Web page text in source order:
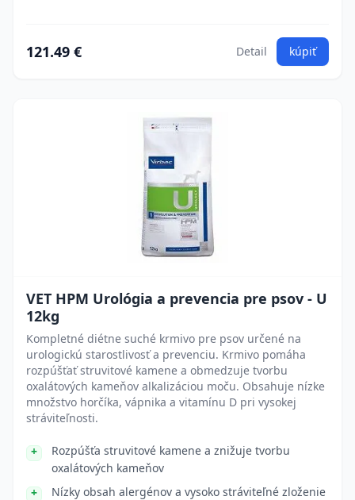
121.49 € Detail kúpiť
VET HPM Urológia a prevencia pre psov - U
12kg
Kompletné diétne suché krmivo pre psov určené na
urologickú starostlivosť a prevenciu. Krmivo pomáha
rozpúšťať struvitové kamene a obmedzuje tvorbu
oxalátových kameňov alkalizáciou moču. Obsahuje nízke
množstvo horčíka, vápnika a vitamínu D pri vysokej
stráviteľnosti.
Rozpúšťa struvitové kamene a znižuje tvorbu
oxalátových kameňov
Nízky obsah alergénov a vysoko stráviteľné zloženie